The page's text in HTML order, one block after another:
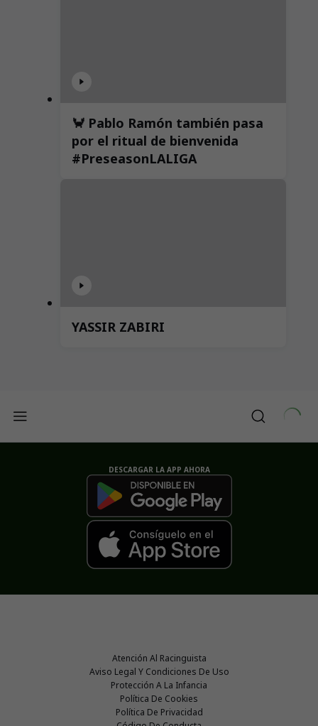
🦀 Pablo Ramón también pasa
por el ritual de bienvenida
#PreseasonLALIGA
YASSIR ZABIRI
DESCARGAR LA APP AHORA
Atención Al Racinguista
Aviso Legal Y Condiciones De Uso
Protección A La Infancia
Política De Cookies
Política De Privacidad